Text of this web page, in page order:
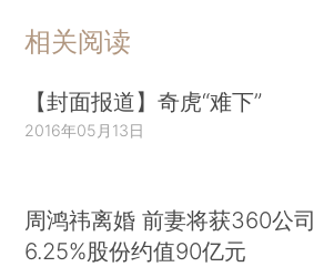
相关阅读
【封面报道】奇虎“难下”
2016年05月13日
周鸿祎离婚 前妻将获360公司
6.25%股份约值90亿元